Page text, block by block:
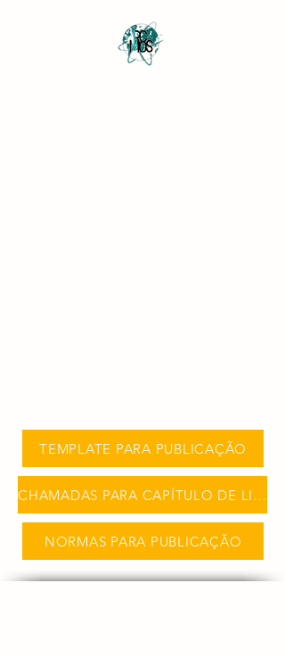
TEMPLATE PARA PUBLICAÇÃO
CHAMADAS PARA CAPÍTULO DE LIVRO
NORMAS PARA PUBLICAÇÃO